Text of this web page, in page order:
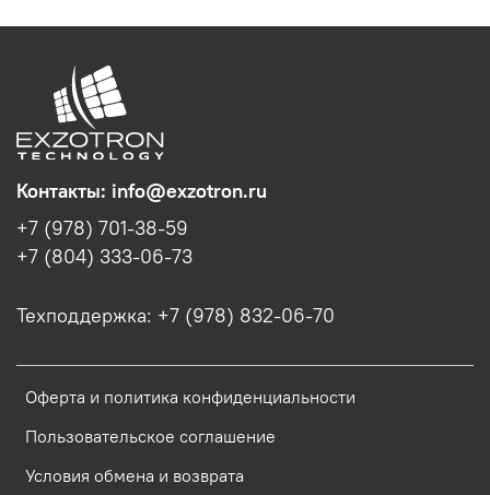
Оферта и политика конфиденциальности
Пользовательское соглашение
Условия обмена и возврата
Контакты: info@exzotron.ru
+7 (978) 701-38-59
+7 (804) 333-06-73
Техподдержка: +7 (978) 832-06-70